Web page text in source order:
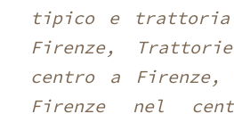
tipico e
Firenze,
centro a Firenze,
Firenze nel